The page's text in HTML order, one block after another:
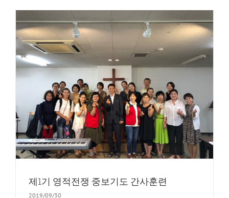
제1기 영적전쟁 중보기도 간사훈련
2019/09/30